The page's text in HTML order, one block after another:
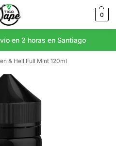
0
en 2 horas en Santiago
& Hell Full Mint 120ml